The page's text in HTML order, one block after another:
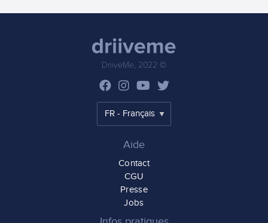
DriiveMe, 2022 ©
Aide
Contact
CGU
Presse
Jobs